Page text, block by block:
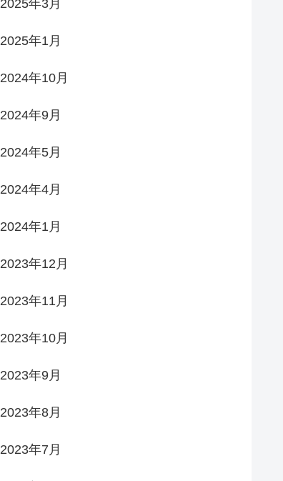
2025年3月
2025年1月
2024年10月
2024年9月
2024年5月
2024年4月
2024年1月
2023年12月
2023年11月
2023年10月
2023年9月
2023年8月
2023年7月